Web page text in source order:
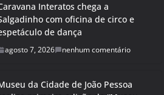
Interatos chega a
com oficina de circo e
de dança
agosto 7, 2026 nenhum comentário
da Cidade de João Pessoa